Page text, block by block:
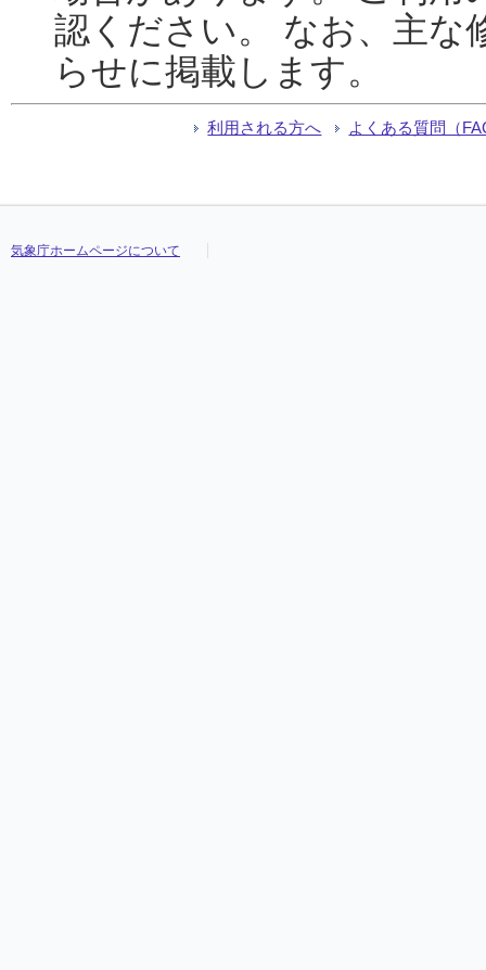
認ください。 なお、主な
らせに掲載します。
利用される方へ よくある質問（
気象庁ホームページについて